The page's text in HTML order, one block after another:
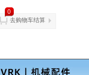
0
去购物车结算